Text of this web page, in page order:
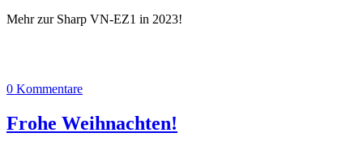
Mehr zur Sharp VN-EZ1 in 2023!
0 Kommentare
Frohe Weihnachten!